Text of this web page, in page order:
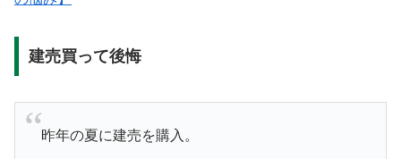
建売買って後悔
昨年の夏に建売を購入。